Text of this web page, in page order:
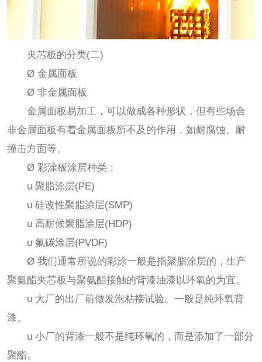
夹芯板的分类(二)
Ø 金属面板
Ø 非金属面板
金属面板易加工，可以做成各种形状，但有些场合
非金属面板有着金属面板所不及的作用，如耐腐蚀、耐
撞击方面等。
Ø 彩涂板涂层种类：
u 聚脂涂层(PE)
u 硅改性聚脂涂层(SMP)
u 高耐候聚脂涂层(HDP)
u 氟碳涂层(PVDF)
Ø 我们通常所说的彩涂一般是指聚脂涂层的，生产
聚氨酯夹芯板与聚氨酯接触的背漆油漆以环氧的为宜。
u 大厂的出厂前做发泡粘接试验。一般是纯环氧背
漆。
u 小厂的背漆一般不是纯环氧的，而是添加了一部分
聚酯。